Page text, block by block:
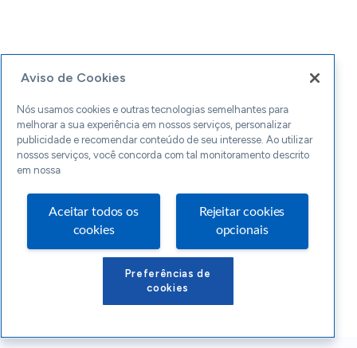
Aviso de Cookies
Nós usamos cookies e outras tecnologias semelhantes para
melhorar a sua experiência em nossos serviços, personalizar
publicidade e recomendar conteúdo de seu interesse. Ao utilizar
nossos serviços, você concorda com tal monitoramento descrito
em nossa
Aceitar todos os
cookies
Rejeitar cookies
opcionais
Preferências de
cookies